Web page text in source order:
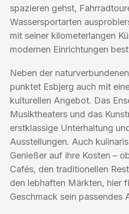
spazieren gehst,
Wassersportarten
mit seiner kilometerlangen
modernen Einrichtungen
Neben der
punktet Esbjerg auch mit
kulturellen Angebot. Das
Musiktheaters und das
erstklassige Unterhaltung
Ausstellungen. Auch
Genießer auf ihre Kosten –
Cafés, den traditionellen
den lebhaften Märkten, hier
Geschmack sein passendes